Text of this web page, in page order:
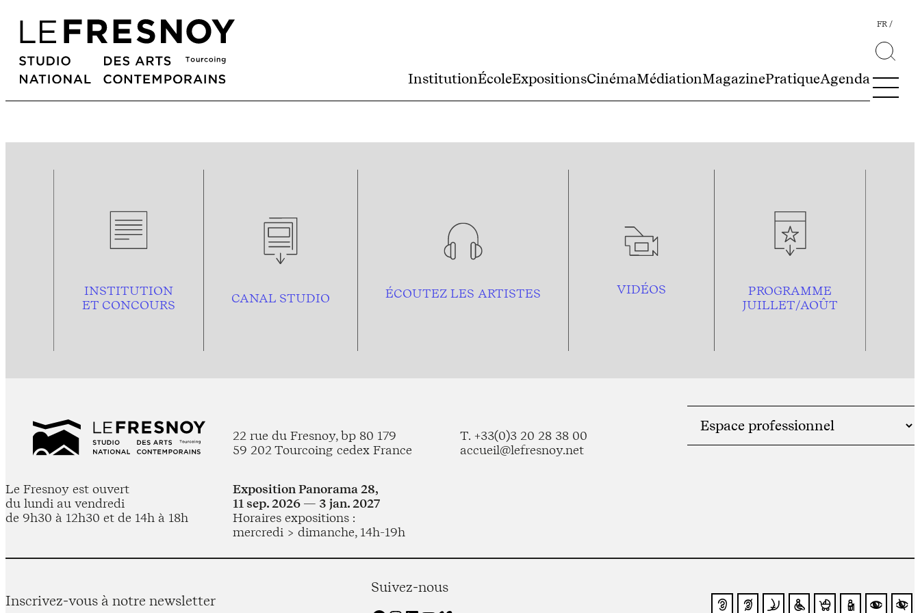
InstitutionÉcoleExpositionsCinémaMédiationMagazinePratiqueAgenda
FR
INSTITUTION
ET CONCOURS
CANAL STUDIO ÉCOUTEZ LES ARTISTES VIDÉOS
PROGRAMME
JUILLET/AOÛT
22 rue du Fresnoy, bp 80 179
59 202 Tourcoing cedex France
T. +33(0)3 20 28 38 00
accueil@lefresnoy.net
Le Fresnoy est ouvert
du lundi au vendredi
de 9h30 à 12h30 et de 14h à 18h
Exposition Panorama 28,
11 sep. 2026 — 3 jan. 2027
Horaires expositions :
mercredi > dimanche, 14h-19h
Inscrivez-vous à notre newsletter
Suivez-nous